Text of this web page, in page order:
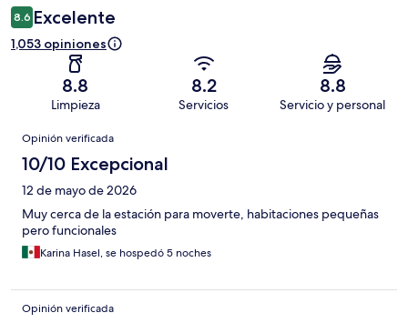
8.6 Excelente
1,053 opiniones
8.8
Limpieza
8.2
Servicios
8.8
Servicio y personal
Opiniones
Opinión verificada
10/10 Excepcional
12 de mayo de 2026
Muy cerca de la estación para moverte, habitaciones pequeñas
pero funcionales
Karina Hasel, se hospedó 5 noches
Opinión verificada